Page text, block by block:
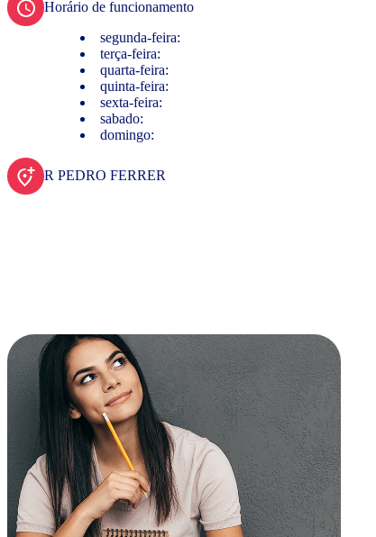
Horário de funcionamento
segunda-feira:
terça-feira:
quarta-feira:
quinta-feira:
sexta-feira:
sabado:
domingo:
R PEDRO FERRER